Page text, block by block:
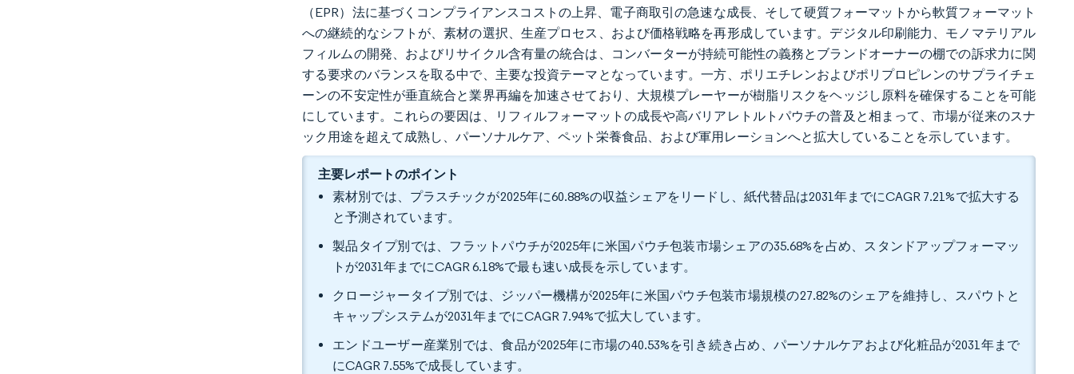
（EPR）法に基づくコンプライアンスコストの上昇、電子商取引の急速な成長、そして硬質フォーマットから軟質フォーマット
への継続的なシフトが、素材の選択、生産プロセス、および価格戦略を再形成しています。デジタル印刷能力、モノマテリアル
フィルムの開発、およびリサイクル含有量の統合は、コンバーターが持続可能性の義務とブランドオーナーの棚での訴求力に関
する要求のバランスを取る中で、主要な投資テーマとなっています。一方、ポリエチレンおよびポリプロピレンのサプライチェ
ーンの不安定性が垂直統合と業界再編を加速させており、大規模プレーヤーが樹脂リスクをヘッジし原料を確保することを可能
にしています。これらの要因は、リフィルフォーマットの成長や高バリアレトルトパウチの普及と相まって、市場が従来のスナ
ック用途を超えて成熟し、パーソナルケア、ペット栄養食品、および軍用レーションへと拡大していることを示しています。
主要レポートのポイント
素材別では、プラスチックが2025年に60.88%の収益シェアをリードし、紙代替品は2031年までにCAGR 7.21%で拡大する
と予測されています。
製品タイプ別では、フラットパウチが2025年に米国パウチ包装市場シェアの35.68%を占め、スタンドアップフォーマッ
トが2031年までにCAGR 6.18%で最も速い成長を示しています。
クロージャータイプ別では、ジッパー機構が2025年に米国パウチ包装市場規模の27.82%のシェアを維持し、スパウトと
キャップシステムが2031年までにCAGR 7.94%で拡大しています。
エンドユーザー産業別では、食品が2025年に市場の40.53%を引き続き占め、パーソナルケアおよび化粧品が2031年まで
にCAGR 7.55%で成長しています。